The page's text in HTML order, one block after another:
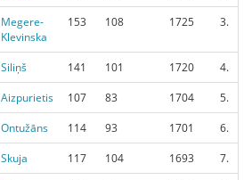
Megere-
Klevinska
153 108 1725 3.
Siliņš 141 101 1720
4.
Aizpurietis 107 83 1704
5.
Ontužāns 114 93 1701
6.
Skuja 117 104 1693
7.